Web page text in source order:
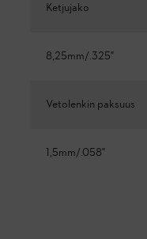
Ketjujako
8,25mm/.325"
Vetolenkin paksuus
1,5mm/.058"